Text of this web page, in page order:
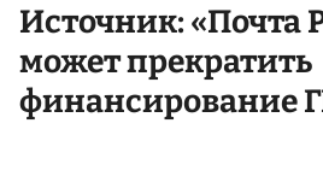
Источник: «Почта
может прекратить
финансирование